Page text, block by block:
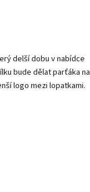
delší dobu v nabídce
bude dělat parťáka na
logo mezi lopatkami.